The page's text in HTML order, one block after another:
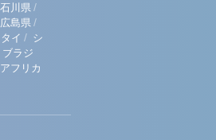
石川県 /
広島県 /
タイ / シ
ラジ
フリカ